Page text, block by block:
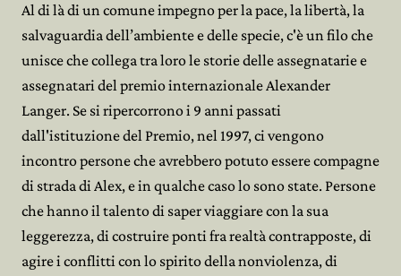
Archivio
Partecipa
Al di là di un comune impegno per la pace, la libertà, la
salvaguardia dell’ambiente e delle specie, c'è un filo che
unisce che collega tra loro le storie delle assegnatarie e
assegnatari del premio internazionale Alexander
Langer. Se si ripercorrono i 9 anni passati
dall'istituzione del Premio, nel 1997, ci vengono
incontro persone che avrebbero potuto essere compagne
di strada di Alex, e in qualche caso lo sono state. Persone
che hanno il talento di saper viaggiare con la sua
leggerezza, di costruire ponti fra realtà contrapposte, di
agire i conflitti con lo spirito della nonviolenza, di